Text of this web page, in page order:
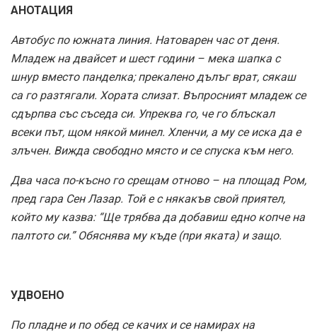
АНОТАЦИЯ
Автобус по южната линия. Натоварен час от деня.
Младеж на двайсет и шест години – мека шапка с
шнур вместо панделка; прекалено дълъг врат, сякаш
са го разтягали. Хората слизат. Въпросният младеж се
сдърпва със съседа си. Упреква го, че го блъскал
всеки път, щом някой минел. Хленчи, а му се иска да е
злъчен. Вижда свободно място и се спуска към него.
Два часа по-късно го срещам отново – на площад Ром,
пред гара Сен Лазар. Той е с някакъв свой приятел,
който му казва: “Ще трябва да добавиш едно копче на
палтото си.” Обяснява му къде (при яката) и защо.
УДВОЕНО
По пладне и по обед се качих и се намирах на